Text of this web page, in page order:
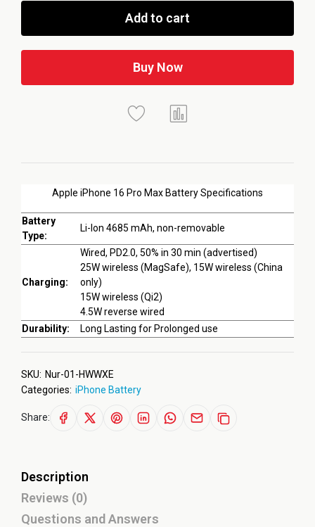
Apple iPhone 16 Pro Max Battery Specifications
Battery
Type:
Li-Ion 4685 mAh, non-removable
Charging:
Wired, PD2.0, 50% in 30 min (advertised)
25W wireless (MagSafe), 15W wireless (China
only)
15W wireless (Qi2)
4.5W reverse wired
Durability:
Long Lasting for Prolonged use
Add to cart
Buy Now
SKU: Nur-01-HWWXE
Categories: iPhone Battery
Share:
Description
Reviews (0)
Questions and Answers